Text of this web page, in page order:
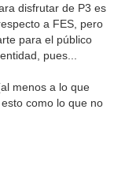
disfrutar de P3 es
a FES, pero
para el público
pues...
menos a lo que
como lo que no